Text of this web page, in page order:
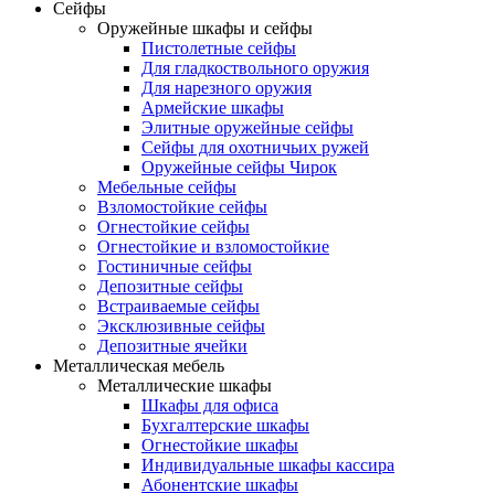
Сейфы
Оружейные шкафы и сейфы
Пистолетные сейфы
Для гладкоствольного оружия
Для нарезного оружия
Армейские шкафы
Элитные оружейные сейфы
Сейфы для охотничьих ружей
Оружейные сейфы Чирок
Мебельные сейфы
Взломостойкие сейфы
Огнестойкие сейфы
Огнестойкие и взломостойкие
Гостиничные сейфы
Депозитные сейфы
Встраиваемые сейфы
Эксклюзивные сейфы
Депозитные ячейки
Металлическая мебель
Металлические шкафы
Шкафы для офиса
Бухгалтерские шкафы
Огнестойкие шкафы
Индивидуальные шкафы кассира
Абонентские шкафы